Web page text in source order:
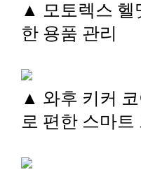
▲ 모토렉스 헬
한 용품 관리
▲ 와후 키커
로 편한 스마트